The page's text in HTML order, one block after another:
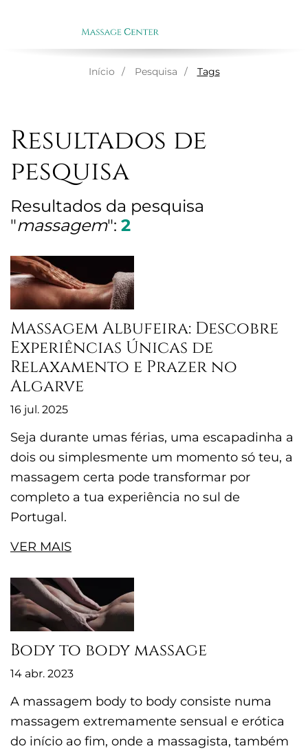
Início Pesquisa Tags
Resultados de
pesquisa
Resultados da pesquisa
"massagem": 2
Massagem Albufeira: Descobre
Experiências Únicas de
Relaxamento e Prazer no
Algarve
16 jul. 2025
Seja durante umas férias, uma escapadinha a
dois ou simplesmente um momento só teu, a
massagem certa pode transformar por
completo a tua experiência no sul de
Portugal.
VER MAIS
Body to body massage
14 abr. 2023
A massagem body to body consiste numa
massagem extremamente sensual e erótica
do início ao fim, onde a massagista, também